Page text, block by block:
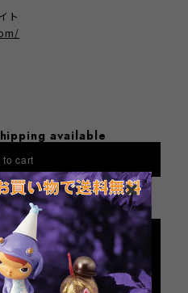
ト
available
to cart
まいの方向け